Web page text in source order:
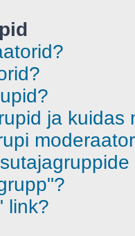
ja kuidas
link?